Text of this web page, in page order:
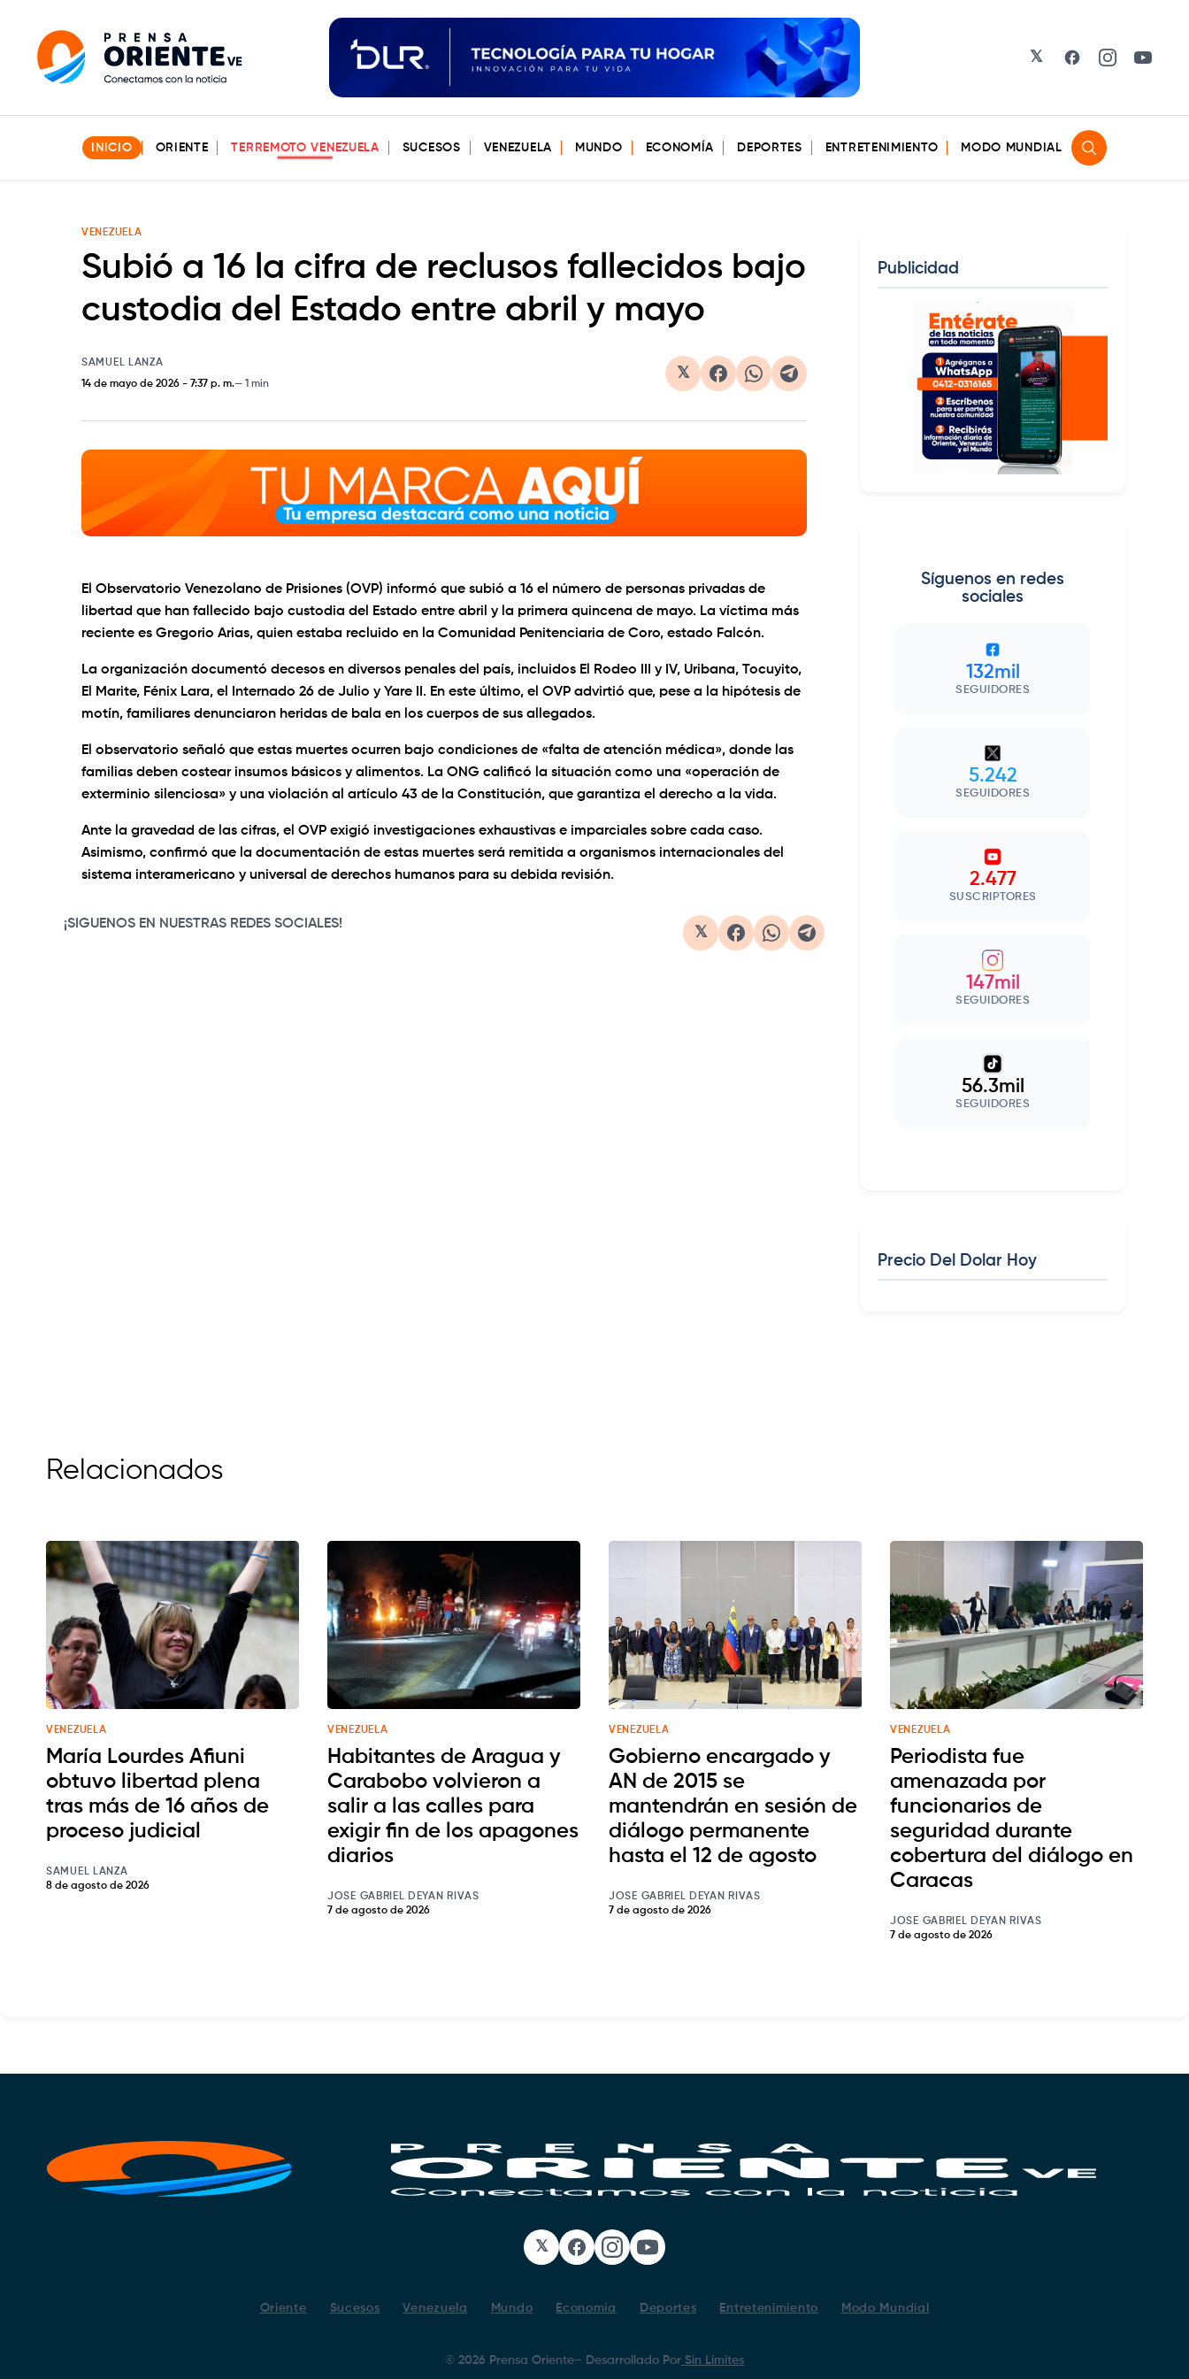
𝕏 Facebook
Instagram
INICIO ORIENTE TERREMOTO VENEZUELA SUCESOS VENEZUELA MUNDO ECONOMÍA DEPORTES ENTRETENIMIENTO MODO MUNDIAL
VENEZUELA
Subió a 16 la cifra de reclusos fallecidos bajo
custodia del Estado entre abril y mayo
SAMUEL LANZA
14 de mayo de 2026 - 7:37 p. m. 1 min
𝕏
El Observatorio Venezolano de Prisiones (OVP) informó que subió a 16 el número de personas privadas de
libertad que han fallecido bajo custodia del Estado entre abril y la primera quincena de mayo. La víctima más
reciente es Gregorio Arias, quien estaba recluido en la Comunidad Penitenciaria de Coro, estado Falcón.
La organización documentó decesos en diversos penales del país, incluidos El Rodeo III y IV, Uribana, Tocuyito,
El Marite, Fénix Lara, el Internado 26 de Julio y Yare II. En este último, el OVP advirtió que, pese a la hipótesis de
motín, familiares denunciaron heridas de bala en los cuerpos de sus allegados.
El observatorio señaló que estas muertes ocurren bajo condiciones de «falta de atención médica», donde las
familias deben costear insumos básicos y alimentos. La ONG calificó la situación como una «operación de
exterminio silenciosa» y una violación al artículo 43 de la Constitución, que garantiza el derecho a la vida.
Ante la gravedad de las cifras, el OVP exigió investigaciones exhaustivas e imparciales sobre cada caso.
Asimismo, confirmó que la documentación de estas muertes será remitida a organismos internacionales del
sistema interamericano y universal de derechos humanos para su debida revisión.
¡SIGUENOS EN NUESTRAS REDES SOCIALES!
𝕏
Publicidad
Síguenos en redes
sociales
132mil
SEGUIDORES
5.242
SEGUIDORES
2.477
SUSCRIPTORES
147mil
SEGUIDORES
56.3mil
SEGUIDORES
Precio Del Dolar Hoy
Relacionados
VENEZUELA
María Lourdes Afiuni
obtuvo libertad plena
tras más de 16 años de
proceso judicial
SAMUEL LANZA
8 de agosto de 2026
VENEZUELA
Habitantes de Aragua y
Carabobo volvieron a
salir a las calles para
exigir fin de los apagones
diarios
JOSE GABRIEL DEYAN RIVAS
7 de agosto de 2026
VENEZUELA
Gobierno encargado y
AN de 2015 se
mantendrán en sesión de
diálogo permanente
hasta el 12 de agosto
JOSE GABRIEL DEYAN RIVAS
7 de agosto de 2026
VENEZUELA
Periodista fue
amenazada por
funcionarios de
seguridad durante
cobertura del diálogo en
Caracas
JOSE GABRIEL DEYAN RIVAS
7 de agosto de 2026
𝕏 Facebook
Instagram
YouTube
Oriente Sucesos Venezuela Mundo Economía Deportes Entretenimiento Modo Mundial
© 2026 Prensa Oriente– Desarrollado Por Sin Limites